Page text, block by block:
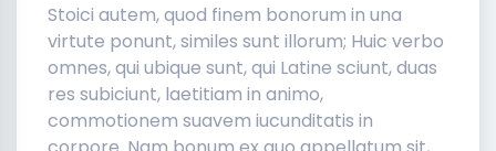
Stoici autem, quod finem bonorum in una
virtute ponunt, similes sunt illorum; Huic verbo
omnes, qui ubique sunt, qui Latine sciunt, duas
res subiciunt, laetitiam in animo,
commotionem suavem iucunditatis in